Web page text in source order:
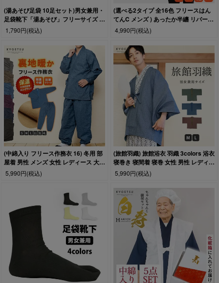
(湯あそび足袋 10足セット)男女兼用・
足袋靴下「湯あそび」フリーサイズ 無
地 靴下 ソックス
1,790円(税込)
(選べる2タイプ 全16色 フリースはん
てんC メンズ ) あったか半纏 リバーシ
ブル はんてん 半天 半纏 フリース 男性
メンズ M/L 16種 半袖 ルームウェア 暖
かい 綿入り ポンチョ 袢纏 ちゃんちゃ
んこ どてら丹前(rg)
4,990円(税込)
(中綿入り フリース作務衣 16) 冬用 部
屋着 男性 メンズ 女性 レディース 大き
いサイズ S/M/L/LL/3L/4L
5,990円(税込)
(旅館羽織) 旅館浴衣 羽織 3colors 浴衣
寝巻き 寝間着 寝巻 女性 男性 レディー
ス メンズ パジャマ 温泉浴衣(rg)
5,990円(税込)